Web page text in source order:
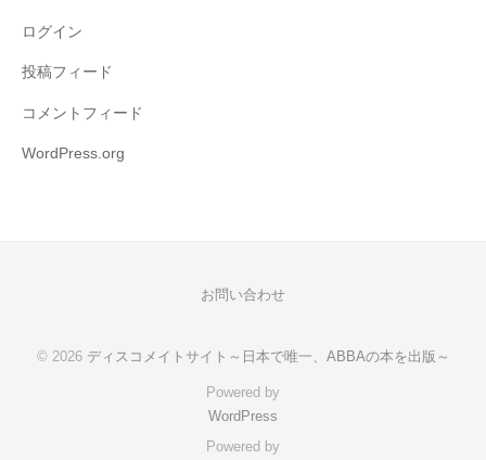
ログイン
投稿フィード
コメントフィード
WordPress.org
お問い合わせ
© 2026 ディスコメイトサイト～日本で唯一、ABBAの本を出版～
Powered by
WordPress
Powered by